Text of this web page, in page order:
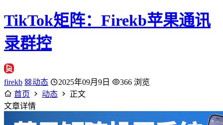
TikTok矩阵：Firekb苹果通讯
录群控
firekb 动态 2025年09月9日
366 浏览
首页
动态
正文
文章详情